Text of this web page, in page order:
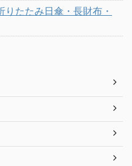
たたみ日傘・長財布・